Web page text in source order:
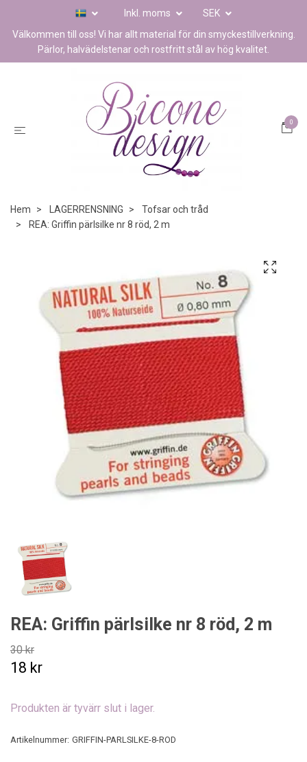
Inkl. moms
SEK
Välkommen till oss! Vi har allt material för din smyckestillverkning.
Pärlor, halvädelstenar och rostfritt stål av hög kvalitet.
0
Hem LAGERRENSNING
Tofsar och tråd
REA: Griffin pärlsilke nr 8 röd, 2 m
REA: Griffin pärlsilke nr 8 röd, 2 m
30 kr
18 kr
Produkten är tyvärr slut i lager.
Artikelnummer: GRIFFIN-PARLSILKE-8-ROD